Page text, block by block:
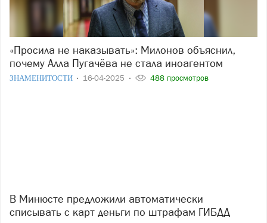
«Просила не наказывать»: Милонов объяснил,
почему Алла Пугачёва не стала иноагентом
ЗНАМЕНИТОСТИ 16-04-2025 488 просмотров
В Минюсте предложили автоматически
списывать с карт деньги по штрафам ГИБДД